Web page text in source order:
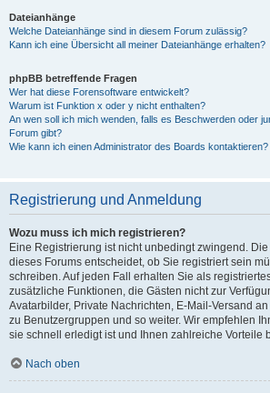
Dateianhänge
Welche Dateianhänge sind in diesem Forum zulässig?
Kann ich eine Übersicht all meiner Dateianhänge erhalten?
phpBB betreffende Fragen
Wer hat diese Forensoftware entwickelt?
Warum ist Funktion x oder y nicht enthalten?
An wen soll ich mich wenden, falls es Beschwerden oder
Forum gibt?
Wie kann ich einen Administrator des Boards kontaktieren?
Registrierung und Anmeldung
Wozu muss ich mich registrieren?
Eine Registrierung ist nicht unbedingt zwingend.
dieses Forums entscheidet, ob Sie registriert sein
schreiben. Auf jeden Fall erhalten Sie als
zusätzliche Funktionen, die Gästen nicht zur
Avatarbilder, Private Nachrichten, E-Mail-Versand
zu Benutzergruppen und so weiter. Wir empfehlen
sie schnell erledigt ist und Ihnen zahlreiche Vorteile
Nach oben